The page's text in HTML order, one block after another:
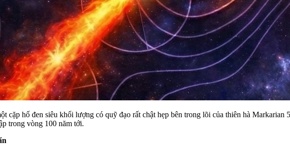
cặp hố đen siêu khối lượng có quỹ đạo rất chật hẹp bên trong lõi của thiên hà
trong vòng 100 năm tới.